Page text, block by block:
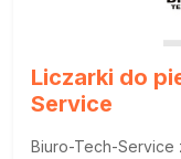
Liczarki do
Service
Biuro-Tech-Service